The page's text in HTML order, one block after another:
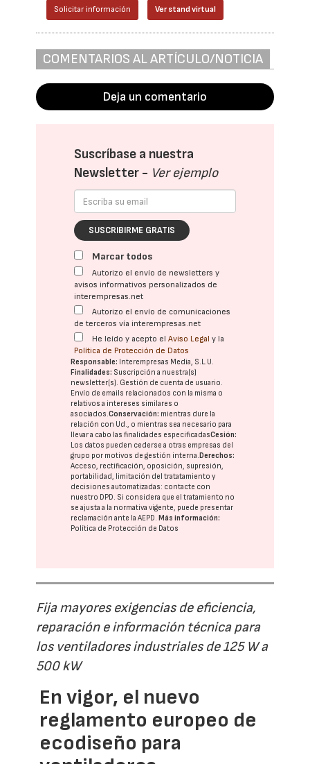
Solicitar información Ver stand virtual
COMENTARIOS AL ARTÍCULO/NOTICIA
Deja un comentario
Suscríbase a nuestra
Newsletter - Ver ejemplo
SUSCRIBIRME GRATIS
Marcar todos
Autorizo el envío de newsletters y
avisos informativos personalizados de
interempresas.net
Autorizo el envío de comunicaciones
de terceros vía interempresas.net
He leído y acepto elAviso Legal y la
Política de Protección de Datos
Responsable: Interempresas Media, S.L.U.
Finalidades: Suscripción a nuestra(s)
newsletter(s). Gestión de cuenta de usuario.
Envío de emails relacionados con la misma o
relativos a intereses similares o
asociados.Conservación: mientras dure la
relación con Ud., o mientras sea necesario para
llevar a cabo las finalidades especificadasCesión:
Los datos pueden cederse a otras empresas del
grupo por motivos de gestión interna. Derechos:
Acceso, rectificación, oposición, supresión,
portabilidad, limitación del tratatamiento y
decisiones automatizadas: contacte con
nuestro DPD. Si considera que el tratamiento no
se ajusta a la normativa vigente, puede presentar
reclamación ante laAEPD. Más información:
Política de Protección de Datos
Fija mayores exigencias de eficiencia,
reparación e información técnica para
los ventiladores industriales de 125 W a
500 kW
En vigor, el nuevo
reglamento europeo de
ecodiseño para